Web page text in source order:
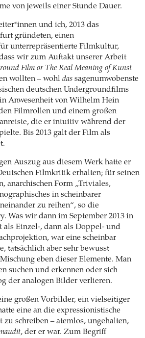
von jeweils einer Stunde Dauer.
und ich, 2013 das
gründeten, einen
unterrepräsentierte Filmkultur,
wir zum Auftakt unserer Arbeit
Film or The Real Meaning of Kunst
wollten – wohl das sagenumwobenste
deutschen Undergroundfilms
Anwesenheit von Wilhelm Hein
Filmrollen und einem großen
die er intuitiv während der
Bis 2013 galt der Film als
Auszug aus diesem Werk hatte er
Filmkritik erhalten; für seinen
anarchischen Form „Triviales,
in scheinbarer
zu reihen“, so die
Was wir dann im September 2013 in
als Einzel-, dann als Doppel- und
war eine scheinbar
aber sehr bewusst
eben dieser Elemente. Man
suchen und erkennen oder sich
der analogen Bilder verlieren.
großen Vorbilder, ein vielseitiger
eine an die expressionistische
schreiben – atemlos, ungehalten,
, der er war. Zum Begriff